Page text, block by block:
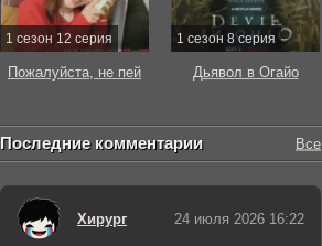
1 сезон 12 серия
Пожалуйста, не пей
1 сезон 8 серия
Дьявол в Огайо
Последние комментарии Все
Хирург 24 июля 2026 16:22